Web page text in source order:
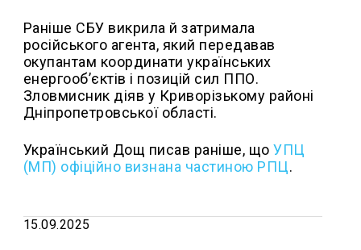
Раніше СБУ викрила й затримала
російського агента, який передавав
окупантам координати українських
енергооб’єктів і позицій сил ППО.
Зловмисник діяв у Криворізькому районі
Дніпропетровської області.
Український Дощ писав раніше, щоУПЦ
(МП) офіційно визнана частиною РПЦ.
15.09.2025